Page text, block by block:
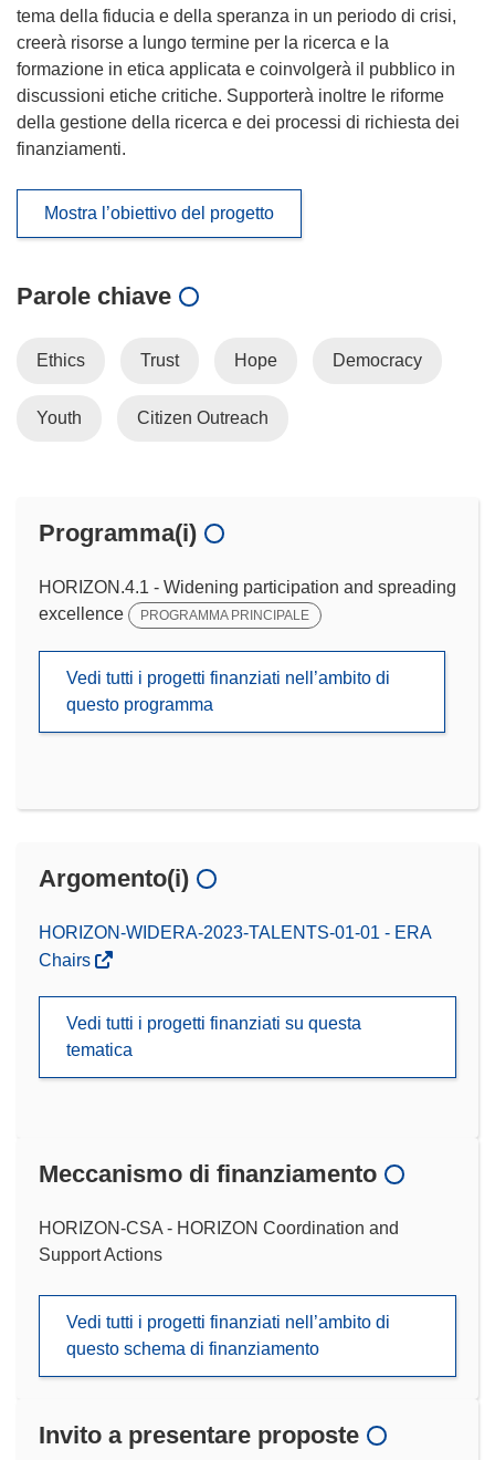
tema della fiducia e della speranza in un periodo di crisi,
creerà risorse a lungo termine per la ricerca e la
formazione in etica applicata e coinvolgerà il pubblico in
discussioni etiche critiche. Supporterà inoltre le riforme
della gestione della ricerca e dei processi di richiesta dei
finanziamenti.
Mostra l’obiettivo del progetto
Parole chiave
Ethics Trust Hope Democracy
Youth Citizen Outreach
Programma(i)
HORIZON.4.1 - Widening participation and spreading
excellence
PROGRAMMA PRINCIPALE
Vedi tutti i progetti finanziati nell’ambito di
questo programma
Argomento(i)
HORIZON-WIDERA-2023-TALENTS-01-01 - ERA
Chairs
Vedi tutti i progetti finanziati su questa
tematica
Meccanismo di finanziamento
HORIZON-CSA - HORIZON Coordination and
Support Actions
Vedi tutti i progetti finanziati nell’ambito di
questo schema di finanziamento
Invito a presentare proposte